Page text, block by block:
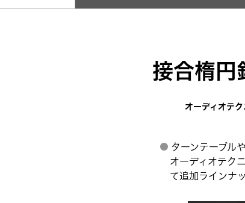
接合楕円
オーディオテ
ターンテーブル
オーディオテク
て追加ラインナ